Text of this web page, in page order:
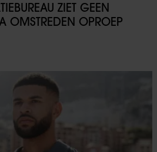
ZIET GEEN
OMSTREDEN OPROEP